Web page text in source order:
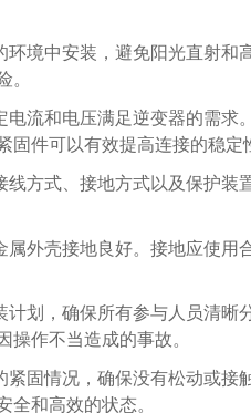
环境中安装，避免阳光直射和
。
流和电压满足逆变器的需
件可以有效提高连接的稳定
方式、接地方式以及保护
外壳接地良好。接地应使
划，确保所有参与人员清晰
作不当造成的事故。
固情况，确保没有松动或接
全和高效的状态。